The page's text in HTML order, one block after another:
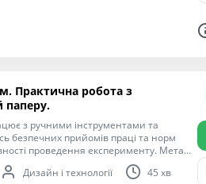
Практична робота з
паперу.
з ручними інструментами та
безпечних прийомів праці та норм
проведення експерименту. Мета:
проєктно-технологічної
розв’язання життєвих проблем у
Дизайн і технології 45 хв